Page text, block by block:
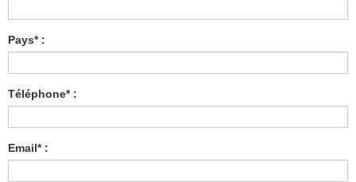
Pays* :
Téléphone* :
Email* :